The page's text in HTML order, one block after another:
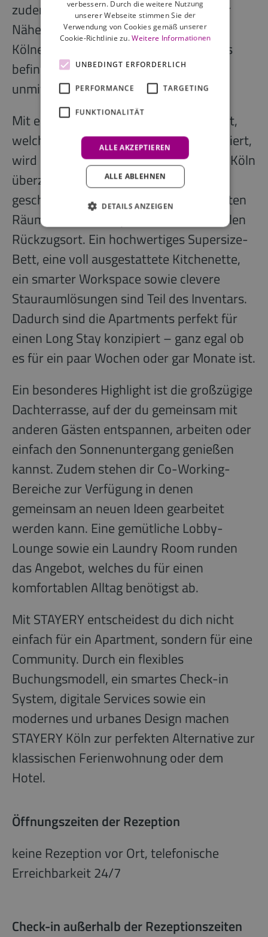
zudem einige Fitnessstudios in direkter
Nähe. Für einen guten Anschluss in die
Kölner Innerstadt sowie darüber hinaus
befinden sich ÖPNV-Anbindungen in
unmittelbarer Nähe.
Mit einem durchdachten Designkonzept,
welches Stil und Funktionalität kombiniert,
wird dich dein Apartment bei STAYERY Köln
überzeugen. Durch die großzügig
geschnittenen und modern eingerichteten
Räume bieten die Apartments den idealen
Rückzugsort. Ein hochwertiges Supersize-
Bett, eine voll ausgestattete Kitchenette,
ein smarter Workspace sowie clevere
Stauraumlösungen sind Teil des Inventars.
Dadurch sind die Apartments perfekt für
einen Long Stay konzipiert – ganz egal ob
es für ein paar Wochen oder gar Monate ist.
Ein besonderes Highlight ist die großzügige
Dachterrasse, auf der du gemeinsam mit
anderen Gästen entspannen, arbeiten oder
einfach den Sonnenuntergang genießen
kannst. Zudem stehen dir Co-Working-
Bereiche zur Verfügung in denen
gemeinsam an neuen Ideen gearbeitet
werden kann. Eine gemütliche Lobby-
Lounge sowie ein Laundry Room runden
das Angebot, welches du für einen
komfortablen Alltag benötigst ab.
Mit STAYERY entscheidest du dich nicht
einfach für ein Apartment, sondern für eine
Community. Durch ein flexibles
Buchungsmodell, ein smartes Check-in
System, digitale Services sowie ein
modernes und urbanes Design machen
STAYERY Köln zur perfekten Alternative zur
klassischen Ferienwohnung oder dem
Hotel.
Öffnungszeiten der Rezeption
keine Rezeption vor Ort, telefonische
Erreichbarkeit 24/7
Check-in außerhalb der Rezeptionszeiten
verbessern. Durch die weitere Nutzung
unserer Webseite stimmen Sie der
Verwendung von Cookies gemäß unserer
Cookie-Richtlinie zu.Weitere Informationen
UNBEDINGT ERFORDERLICH
PERFORMANCE TARGETING
FUNKTIONALITÄT
ALLE AKZEPTIEREN
ALLE ABLEHNEN
DETAILS ANZEIGEN